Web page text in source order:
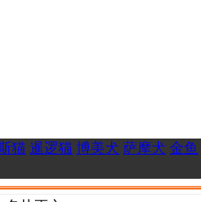
猫 暹逻猫 博美犬 萨摩犬 金鱼